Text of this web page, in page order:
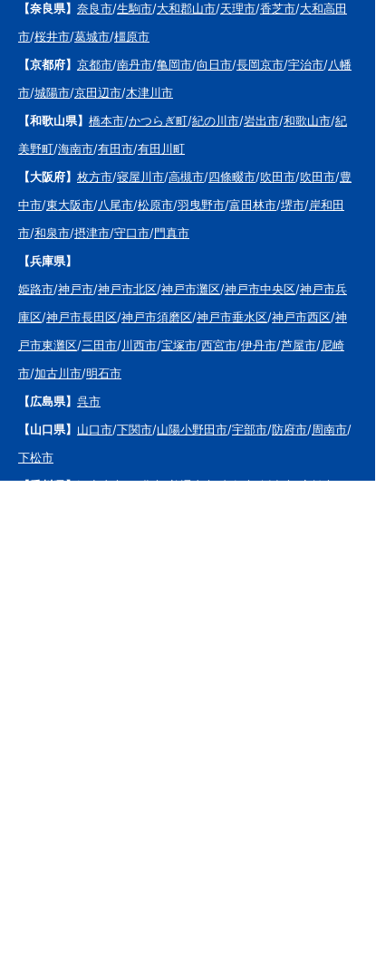
【奈良県】 奈良市/生駒市/大和郡山市/天理市/香芝市/大和高田
市/桜井市/葛城市/橿原市
【京都府】 京都市/南丹市/亀岡市/向日市/長岡京市/宇治市/八幡
市/城陽市/京田辺市/木津川市
【和歌山県】 橋本市/かつらぎ町/紀の川市/岩出市/和歌山市/紀
美野町/海南市/有田市/有田川町
【大阪府】 枚方市/寝屋川市/高槻市/四條畷市/吹田市/吹田市/豊
中市/東大阪市/八尾市/松原市/羽曳野市/富田林市/堺市/岸和田
市/和泉市/摂津市/守口市/門真市
【兵庫県】
姫路市/神戸市/神戸市北区/神戸市灘区/神戸市中央区/神戸市兵
庫区/神戸市長田区/神戸市須磨区/神戸市垂水区/神戸市西区/神
戸市東灘区/三田市/川西市/宝塚市/西宮市/伊丹市/芦屋市/尼崎
市/加古川市/明石市
【広島県】 呉市
【山口県】 山口市/下関市/山陽小野田市/宇部市/防府市/周南市/
下松市
【香川県】観音寺市/三豊市/善通寺市/丸亀市/坂出市/高松市/さ